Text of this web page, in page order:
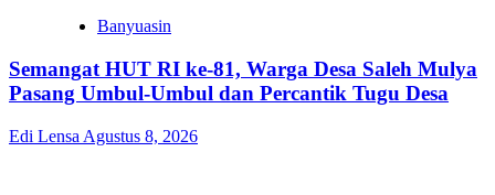
Banyuasin
Semangat HUT RI ke-81, Warga Desa Saleh Mulya
Pasang Umbul-Umbul dan Percantik Tugu Desa
Edi Lensa Agustus 8, 2026